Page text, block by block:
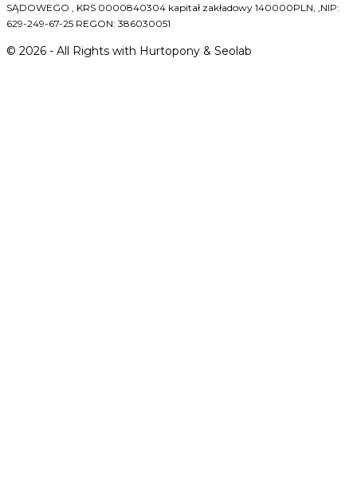
SĄDOWEGO , KRS 0000840304 kapitał zakładowy 140000PLN, ,NIP:
629-249-67-25 REGON: 386030051
© 2026 - All Rights with Hurtopony & Seolab